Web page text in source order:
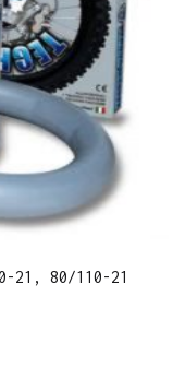
90-21, 80/110-21